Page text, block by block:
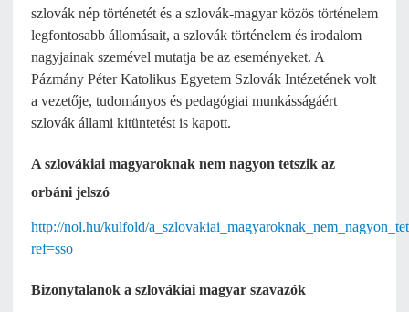
szlovák nép történetét és a szlovák-magyar közös történelem
legfontosabb állomásait, a szlovák történelem és irodalom
nagyjainak szemével mutatja be az eseményeket. A
Pázmány Péter Katolikus Egyetem Szlovák Intézetének volt
a vezetője, tudományos és pedagógiai munkásságáért
szlovák állami kitüntetést is kapott.
A szlovákiai magyaroknak nem nagyon tetszik az
orbáni jelszó
http://nol.hu/kulfold/
ref=sso
Bizonytalanok a szlovákiai magyar szavazók